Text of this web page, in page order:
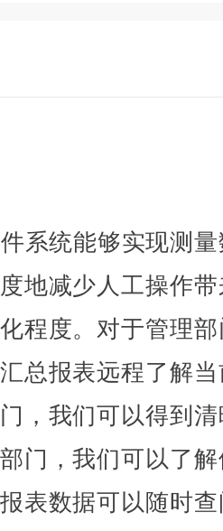
统能够实现测量
地减少人工操作
程度。对于管理
总报表远程了解
，我们可以得到
门，我们可以了
表数据可以随时